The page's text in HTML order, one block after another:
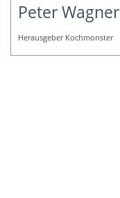
Peter Wagner
Herausgeber Kochmonster